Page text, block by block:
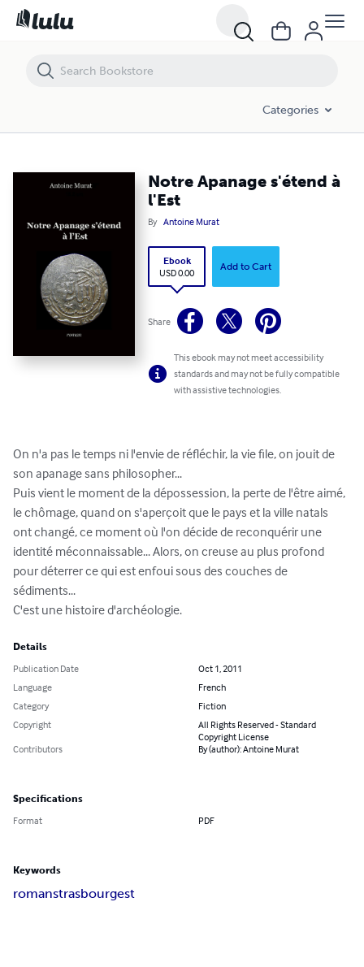
Categories
Notre Apanage s'étend à
l'Est
By Antoine Murat
Ebook
USD 0.00
Add to Cart
Share
This ebook may not meet accessibility
standards and may not be fully compatible
with assistive technologies.
On n'a pas le temps ni l'envie de réfléchir, la vie file, on jouit de
son apanage sans philosopher...
Puis vient le moment de la dépossession, la perte de l'être aimé,
le chômage, quand on s'aperçoit que le pays et la ville natals
ont changé, ce moment où l'on décide de reconquérir une
identité méconnaissable... Alors, on creuse au plus profond
pour déterrer ce qui est enfoui sous des couches de
sédiments...
C'est une histoire d'archéologie.
Details
Publication Date
Oct 1, 2011
Language
French
Category
Fiction
Copyright
All Rights Reserved - Standard
Copyright License
Contributors
By (author): Antoine Murat
Specifications
Format PDF
Keywords
romanstrasbourgest
Notre Apanage s'étend à l'Est